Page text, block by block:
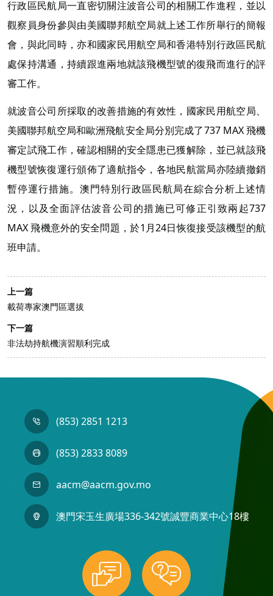
行政區民航局一直密切關注波音公司的相關工作進程，並以
觀察員身份參與由美國聯邦航空局就上述工作所舉行的簡報
會，與此同時，亦和國家民用航空局和香港特別行政區民航
處保持溝通，持續跟進兩地就該飛機型號的復飛而進行的評
審工作。
就波音公司所採取的改善措施的有效性，國家民用航空局、
美國聯邦航空局和歐洲飛航安全局分別完成了737 MAX 飛機
審定試飛工作，確認相關的安全隱患已獲解除，並已就該飛
機型號恢復運行頒佈了適航指令，各地民航當局亦陸續撤銷
暫停運行措施。澳門特別行政區民航局在綜合分析上述情
況，以及全面評估波音公司的措施已可修正引致兩起737
MAX 飛機意外的安全問題，於1月24日恢復接受該機型的航
班申請。
上一篇
載荷專家澳門區選拔
下一篇
非法劫持航機演習順利完成
(853) 2851 1213
(853) 2833 8089
aacm@aacm.gov.mo
澳門宋玉生廣場336-342號誠豐商業中心18樓